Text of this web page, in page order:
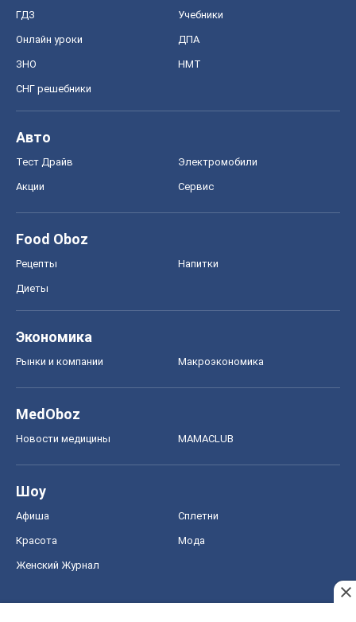
ГДЗ Учебники
Онлайн уроки ДПА
ЗНО НМТ
СНГ решебники
Авто
Тест Драйв Электромобили
Акции Сервис
Food Oboz
Рецепты Напитки
Диеты
Экономика
Рынки и компании Mакроэкономика
MedOboz
Новости медицины MAMACLUB
Шоу
Афиша Сплетни
Красота Мода
Женский Журнал